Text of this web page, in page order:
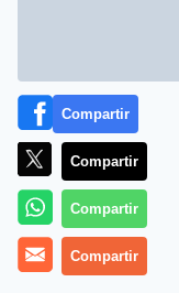
Compartir
Compartir
Compartir
Compartir